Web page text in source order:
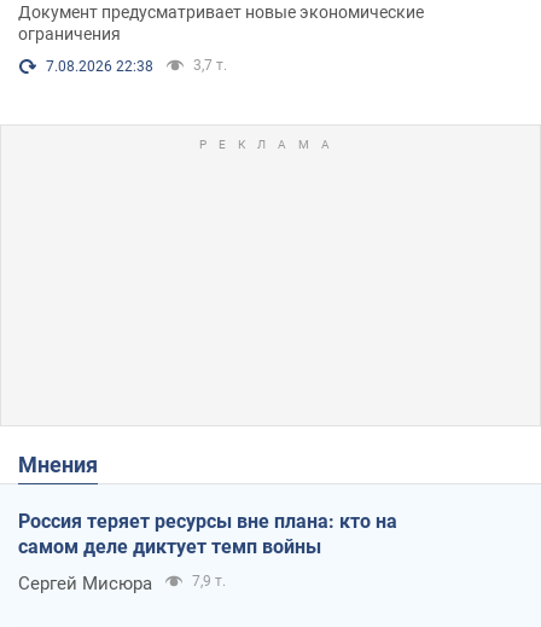
Документ предусматривает новые экономические
ограничения
7.08.2026 22:38 3,7 т.
Мнения
Россия теряет ресурсы вне плана: кто на
самом деле диктует темп войны
Сергей Мисюра 7,9 т.